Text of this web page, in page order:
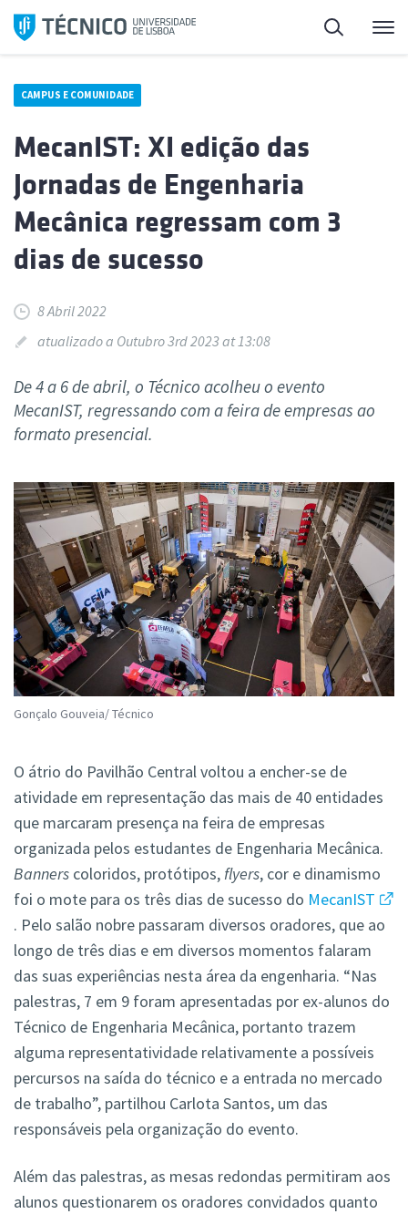
Saltar
para
Pesquisa
CAMPUS E COMUNIDADE
MecanIST: XI edição das
Jornadas de Engenharia
Mecânica regressam com 3
dias de sucesso
8 Abril 2022
atualizado a Outubro 3rd 2023 at 13:08
De 4 a 6 de abril, o Técnico acolheu o evento
MecanIST, regressando com a feira de empresas ao
formato presencial.
Gonçalo Gouveia/ Técnico
O átrio do Pavilhão Central voltou a encher-se de
atividade em representação das mais de 40 entidades
que marcaram presença na feira de empresas
organizada pelos estudantes de Engenharia Mecânica.
Banners coloridos, protótipos, flyers, cor e dinamismo
foi o mote para os três dias de sucesso do MecanIST
. Pelo salão nobre passaram diversos oradores, que ao
longo de três dias e em diversos momentos falaram
das suas experiências nesta área da engenharia. “Nas
palestras, 7 em 9 foram apresentadas por ex-alunos do
Técnico de Engenharia Mecânica, portanto trazem
alguma representatividade relativamente a possíveis
percursos na saída do técnico e a entrada no mercado
de trabalho”, partilhou Carlota Santos, um das
responsáveis pela organização do evento.
Além das palestras, as mesas redondas permitiram aos
alunos questionarem os oradores convidados quanto